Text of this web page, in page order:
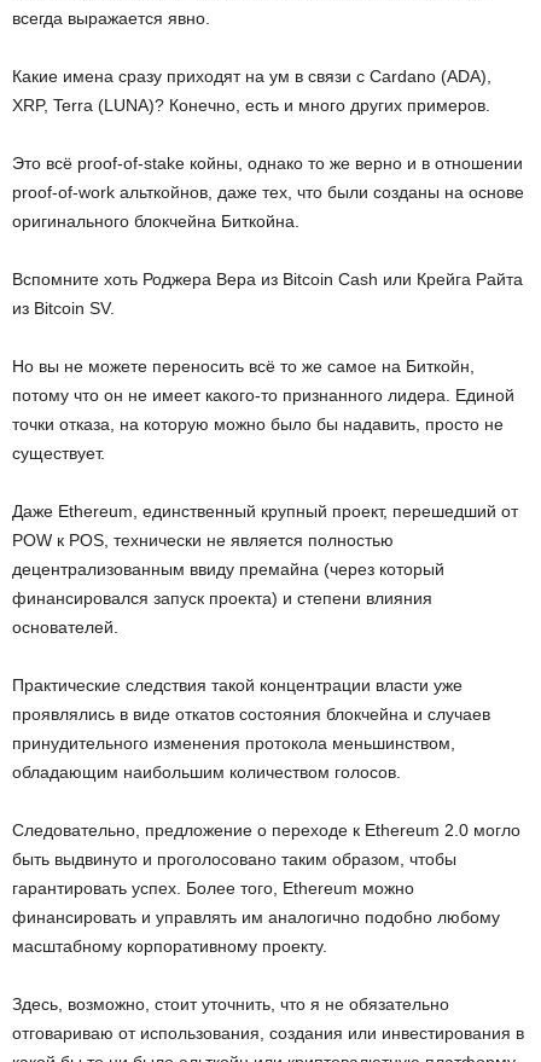
всегда выражается явно.
Какие имена сразу приходят на ум в связи с Cardano (ADA),
XRP, Terra (LUNA)? Конечно, есть и много других примеров.
Это всё proof-of-stake койны, однако то же верно и в отношении
proof-of-work альткойнов, даже тех, что были созданы на основе
оригинального блокчейна Биткойна.
Вспомните хоть Роджера Вера из Bitcoin Cash или Крейга Райта
из Bitcoin SV.
Но вы не можете переносить всё то же самое на Биткойн,
потому что он не имеет какого-то признанного лидера. Единой
точки отказа, на которую можно было бы надавить, просто не
существует.
Даже Ethereum, единственный крупный проект, перешедший от
POW к POS, технически не является полностью
децентрализованным ввиду премайна (через который
финансировался запуск проекта) и степени влияния
основателей.
Практические следствия такой концентрации власти уже
проявлялись в виде откатов состояния блокчейна и случаев
принудительного изменения протокола меньшинством,
обладающим наибольшим количеством голосов.
Следовательно, предложение о переходе к Ethereum 2.0 могло
быть выдвинуто и проголосовано таким образом, чтобы
гарантировать успех. Более того, Ethereum можно
финансировать и управлять им аналогично подобно любому
масштабному корпоративному проекту.
Здесь, возможно, стоит уточнить, что я не обязательно
отговариваю от использования, создания или инвестирования в